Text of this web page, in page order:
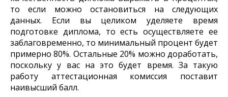
то если можно остановиться на следующих
данных. Если вы целиком уделяете время
подготовке диплома, то есть осуществляете ее
заблаговременно, то минимальный процент будет
примерно 80%. Остальные 20% можно доработать,
поскольку у вас на это будет время. За такую
работу аттестационная комиссия поставит
наивысший балл.